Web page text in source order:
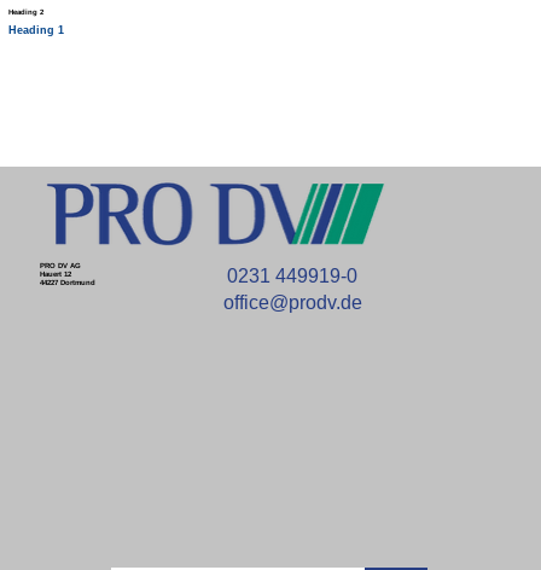
Heading 2
Heading 1
PRO DV AG
Hauert 12
44227 Dortmund
0231 449919-0
office@prodv.de